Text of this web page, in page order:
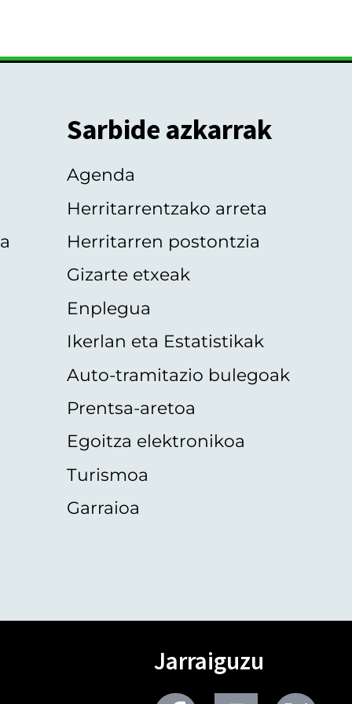
Sarbide azkarrak
Agenda
Herritarrentzako arreta
Herritarren postontzia
Gizarte etxeak
Enplegua
Ikerlan eta Estatistikak
Auto-tramitazio bulegoak
Prentsa-aretoa
Egoitza elektronikoa
Turismoa
Garraioa
Jarraiguzu